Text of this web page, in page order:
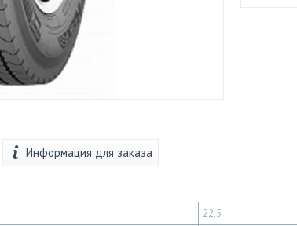
Информация для заказа
22,5